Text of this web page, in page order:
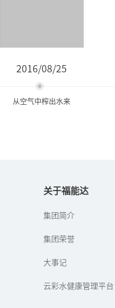
2016/08/25
从空气中榨出水来
跑。水用完了，人类怎么
世界水日到来之时，对人
关于福能达
集团简介
集团荣誉
大事记
云彩水健康管理平台